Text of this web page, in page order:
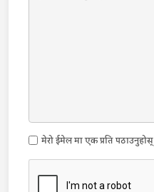
मेरो ईमेल मा एक प्रति पठाउनुहोस्